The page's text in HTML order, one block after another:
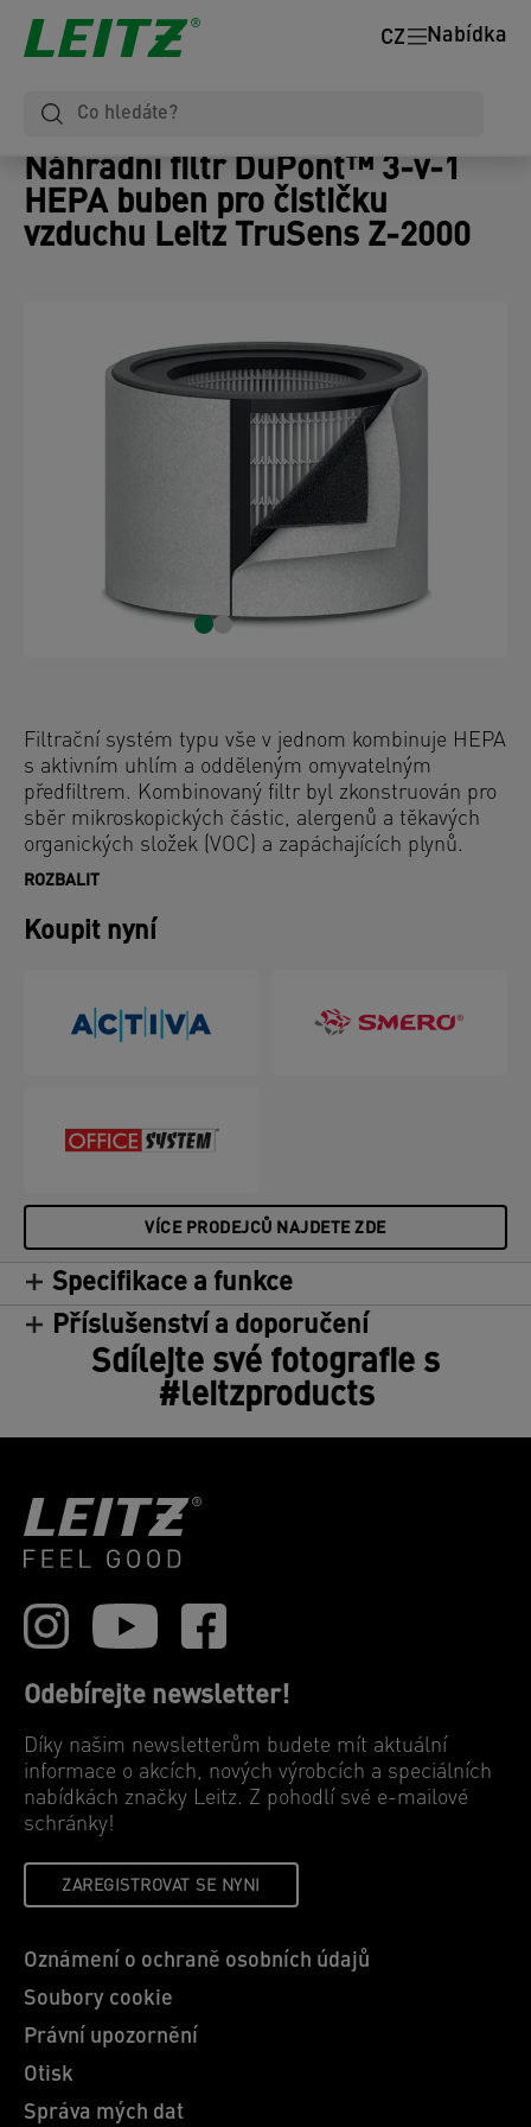
Nabídka
CZ
Náhradní filtr DuPont™ 3-v-1
HEPA buben pro čističku
vzduchu Leitz TruSens Z-2000
Filtrační systém typu vše v jednom kombinuje HEPA
s aktivním uhlím a odděleným omyvatelným
předfiltrem. Kombinovaný filtr byl zkonstruován pro
sběr mikroskopických částic, alergenů a těkavých
organických složek (VOC) a zapáchajících plynů.
ROZBALIT
Koupit nyní
VÍCE PRODEJCŮ NAJDETE ZDE
Specifikace a funkce
Příslušenství a doporučení
Sdílejte své fotografie s
#leitzproducts
Odebírejte newsletter!
Díky našim newsletterům budete mít aktuální
informace o akcích, nových výrobcích a speciálních
nabídkách značky Leitz. Z pohodlí své e-mailové
schránky!
ZAREGISTROVAT SE NYNI
Oznámení o ochraně osobních údajů
Soubory cookie
Právní upozornění
Otisk
Správa mých dat